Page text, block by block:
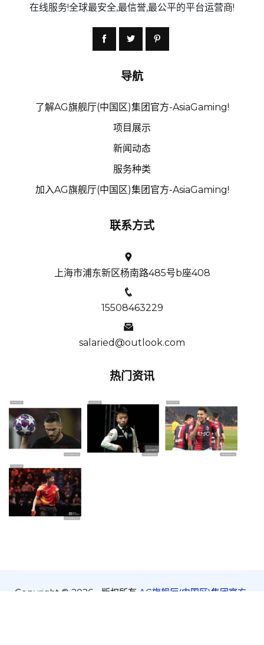
在线服务!全球最安全,最信誉,最公平的平台运营商!
导航
了解AG旗舰厅(中国区)集团官方-AsiaGaming!
项目展示
新闻动态
服务种类
加入AG旗舰厅(中国区)集团官方-AsiaGaming!
联系方式
上海市浦东新区杨南路485号b座408
15508463229
salaried@outlook.com
热门资讯
Copyright © 2026 - 版权所有 AG旗舰厅(中国区)集团官方-